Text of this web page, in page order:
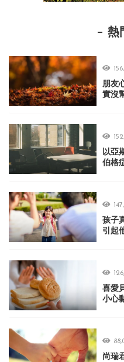
熱
朋友
實沒
以亞
伯格
孩子
引起
喜愛
小心
尚瑞